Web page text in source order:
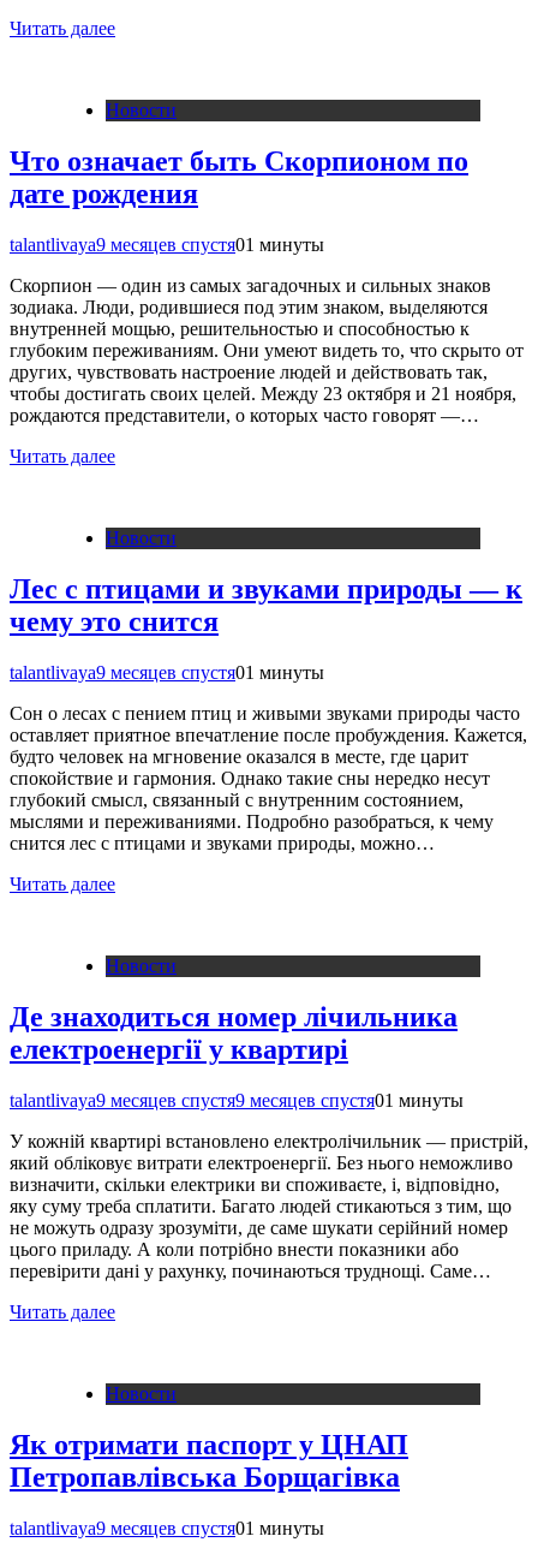
Читать далее
Новости
Что означает быть Скорпионом по
дате рождения
talantlivaya9 месяцев спустя01 минуты
Скорпион — один из самых загадочных и сильных знаков
зодиака. Люди, родившиеся под этим знаком, выделяются
внутренней мощью, решительностью и способностью к
глубоким переживаниям. Они умеют видеть то, что скрыто от
других, чувствовать настроение людей и действовать так,
чтобы достигать своих целей. Между 23 октября и 21 ноября,
рождаются представители, о которых часто говорят —…
Читать далее
Новости
Лес с птицами и звуками природы — к
чему это снится
talantlivaya9 месяцев спустя01 минуты
Сон о лесах с пением птиц и живыми звуками природы часто
оставляет приятное впечатление после пробуждения. Кажется,
будто человек на мгновение оказался в месте, где царит
спокойствие и гармония. Однако такие сны нередко несут
глубокий смысл, связанный с внутренним состоянием,
мыслями и переживаниями. Подробно разобраться, к чему
снится лес с птицами и звуками природы, можно…
Читать далее
Новости
Де знаходиться номер лічильника
електроенергії у квартирі
talantlivaya9 месяцев спустя9 месяцев спустя01 минуты
У кожній квартирі встановлено електролічильник — пристрій,
який обліковує витрати електроенергії. Без нього неможливо
визначити, скільки електрики ви споживаєте, і, відповідно,
яку суму треба сплатити. Багато людей стикаються з тим, що
не можуть одразу зрозуміти, де саме шукати серійний номер
цього приладу. А коли потрібно внести показники або
перевірити дані у рахунку, починаються труднощі. Саме…
Читать далее
Новости
Як отримати паспорт у ЦНАП
Петропавлівська Борщагівка
talantlivaya9 месяцев спустя01 минуты